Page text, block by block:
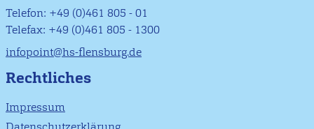
Telefon: +49 (0)461 805 - 01
Telefax: +49 (0)461 805 - 1300
infopoint@hs-flensburg.de
Rechtliches
Impressum